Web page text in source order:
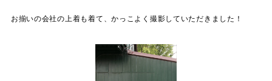
お揃いの会社の上着も着て、かっこよく撮影していただきました！